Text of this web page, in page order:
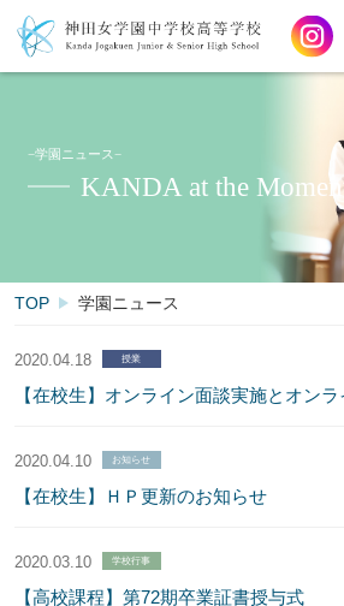
−学園ニュース−
KANDA at the
TOP 学園ニュース
2020.04.18 授業
【在校生】オンライン面談実施とオン
2020.04.10 お知らせ
【在校生】ＨＰ更新のお知らせ
2020.03.10 学校行事
【高校課程】第72期卒業証書授与式